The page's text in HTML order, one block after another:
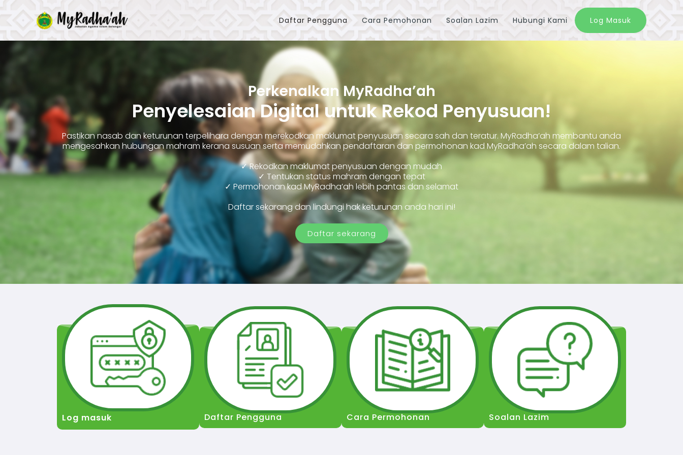
Skip
to
content
Daftar Pengguna Cara Pemohonan Soalan Lazim Hubungi Kami Log Masuk
Perkenalkan MyRadha’ah
Penyelesaian Digital untuk Rekod Penyusuan!
Pastikan nasab dan keturunan terpelihara dengan merekodkan maklumat penyusuan secara sah dan teratur. MyRadha’ah membantu anda
mengesahkan hubungan mahram kerana susuan serta memudahkan pendaftaran dan permohonan kad MyRadha’ah secara dalam talian.
✓ Rekodkan maklumat penyusuan dengan mudah
✓ Tentukan status mahram dengan tepat
✓ Permohonan kad MyRadha’ah lebih pantas dan selamat
Daftar sekarang dan lindungi hak keturunan anda hari ini!
Daftar sekarang
Log masuk Daftar Pengguna Cara Permohonan Soalan Lazim